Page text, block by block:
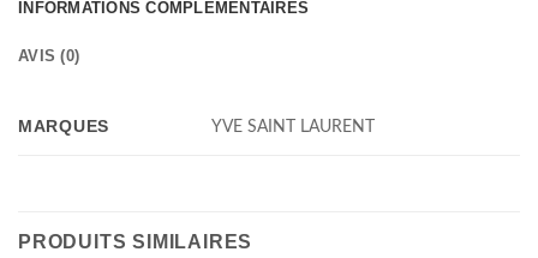
INFORMATIONS COMPLÉMENTAIRES
AVIS (0)
MARQUES YVE SAINT LAURENT
PRODUITS SIMILAIRES